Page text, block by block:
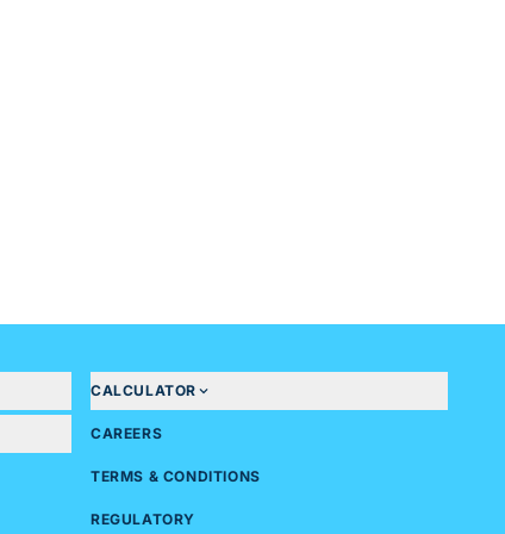
CALCULATOR
CAREERS
TERMS & CONDITIONS
REGULATORY